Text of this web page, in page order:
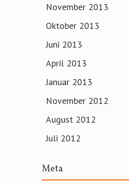
November 2013
Oktober 2013
Juni 2013
April 2013
Januar 2013
November 2012
August 2012
Juli 2012
Meta